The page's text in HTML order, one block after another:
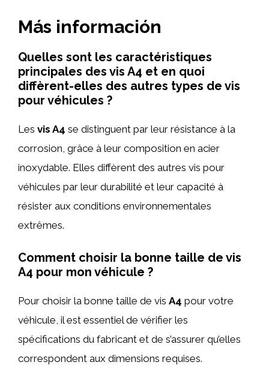
Más información
Quelles sont les caractéristiques
principales des vis A4 et en quoi
diffèrent-elles des autres types de vis
pour véhicules ?
Les vis A4 se distinguent par leur résistance à la
corrosion, grâce à leur composition en acier
inoxydable. Elles diffèrent des autres vis pour
véhicules par leur durabilité et leur capacité à
résister aux conditions environnementales
extrêmes.
Comment choisir la bonne taille de vis
A4 pour mon véhicule ?
Pour choisir la bonne taille de vis A4 pour votre
véhicule, il est essentiel de vérifier les
spécifications du fabricant et de s’assurer qu’elles
correspondent aux dimensions requises.